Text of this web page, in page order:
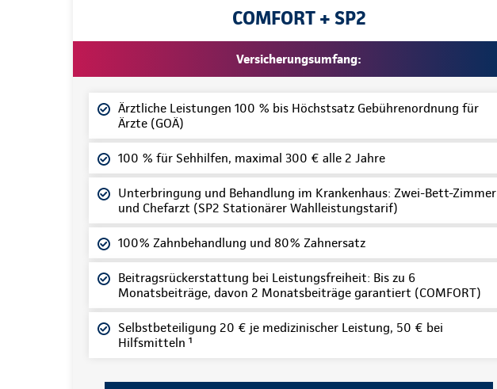
COMFORT + SP2
Versicherungsumfang:
Ärztliche Leistungen 100 % bis Höchstsatz Gebührenordnung für
Ärzte (GOÄ)
100 % für Sehhilfen, maximal 300 € alle 2 Jahre
Unterbringung und Behandlung im Krankenhaus: Zwei-Bett-Zimmer
und Chefarzt (SP2 Stationärer Wahlleistungstarif)
100% Zahnbehandlung und 80% Zahnersatz
Beitragsrückerstattung bei Leistungsfreiheit: Bis zu 6
Monatsbeiträge, davon 2 Monatsbeiträge garantiert (COMFORT)
Selbstbeteiligung 20 € je medizinischer Leistung, 50 € bei
Hilfsmitteln ¹